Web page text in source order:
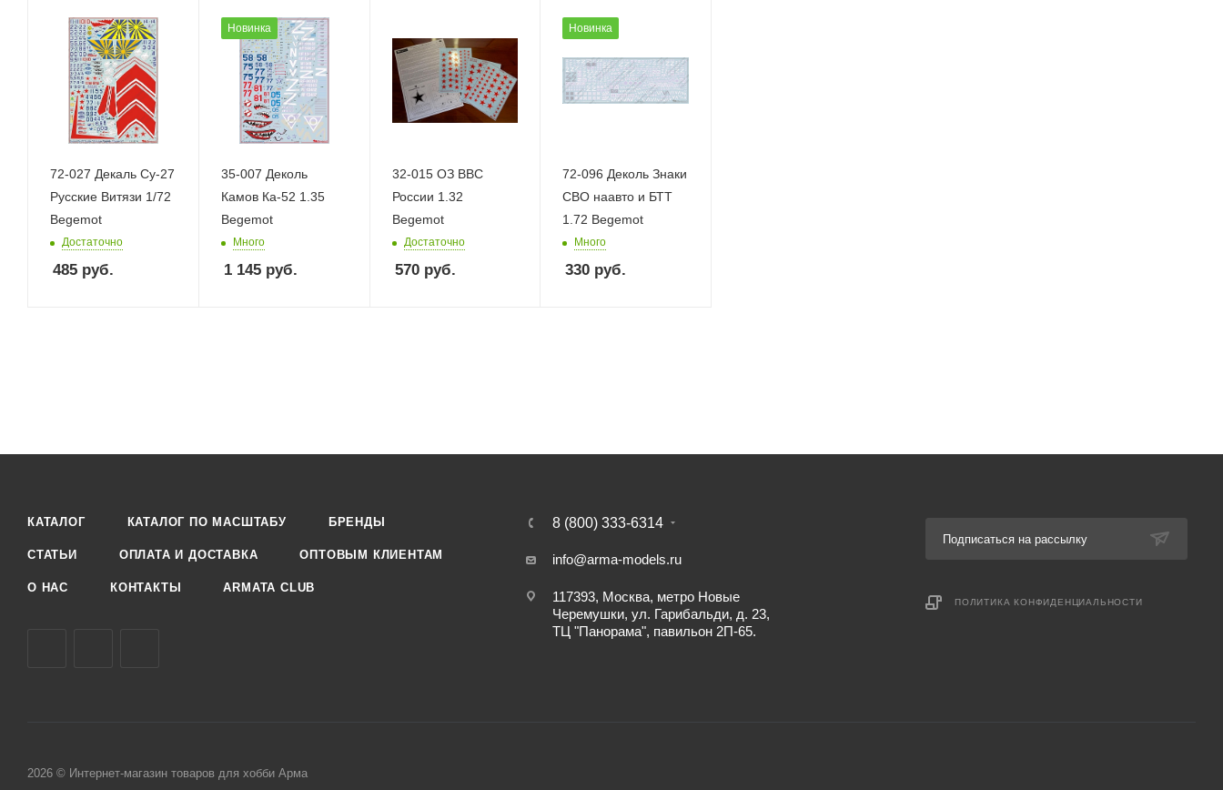
72-027 Декаль Су-27
Русские Витязи 1/72
Begemot
Достаточно
485 руб.
Новинка
35-007 Деколь
Камов Ка-52 1.35
Begemot
Много
1 145руб.
32-015 ОЗ ВВС
России 1.32
Begemot
Достаточно
570руб.
Новинка
72-096 Деколь Знаки
СВО наавто и БТТ
1.72 Begemot
Много
330 руб.
КАТАЛОГ КАТАЛОГ ПО МАСШТАБУ БРЕНДЫ
СТАТЬИ ОПЛАТА И ДОСТАВКА ОПТОВЫМ КЛИЕНТАМ
О НАС КОНТАКТЫ ARMATA CLUB
8 (800) 333-6314
info@arma-models.ru
117393, Москва, метро Новые
Черемушки, ул. Гарибальди, д. 23,
ТЦ "Панорама", павильон 2П-65.
Подписаться на рассылку
ПОЛИТИКА КОНФИДЕНЦИАЛЬНОСТИ
2026 © Интернет-магазин товаров для хобби Арма